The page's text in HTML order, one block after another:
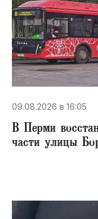
09.08.2026 в 16:05
В Перми
части улицы